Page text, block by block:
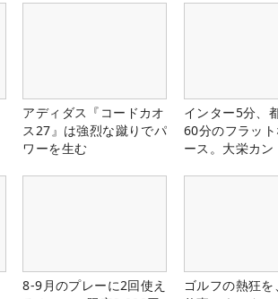
アディダス『コードカオ
ス27』は強烈な蹴りでパ
ワーを生む
インター5分、
60分のフラッ
ース。大栄カ
8-9月のプレーに2回使え
ゴルフの熱狂